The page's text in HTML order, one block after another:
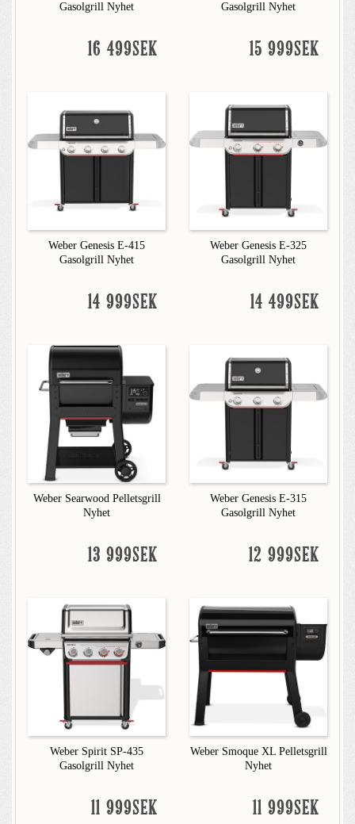
Gasolgrill Nyhet
16 499SEK
Gasolgrill Nyhet
15 999SEK
Weber Genesis E-415
Gasolgrill Nyhet
14 999SEK
Weber Genesis E-325
Gasolgrill Nyhet
14 499SEK
Weber Searwood Pelletsgrill
Nyhet
13 999SEK
Weber Genesis E-315
Gasolgrill Nyhet
12 999SEK
Weber Spirit SP-435
Gasolgrill Nyhet
11 999SEK
Weber Smoque XL Pelletsgrill
Nyhet
11 999SEK